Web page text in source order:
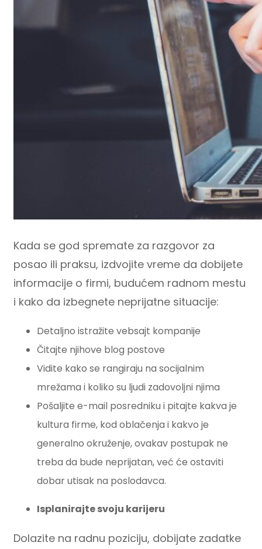
Kada se god spremate za razgovor za
posao ili praksu, izdvojite vreme da dobijete
informacije o firmi, budućem radnom mestu
i kako da izbegnete neprijatne situacije:
Detaljno istražite vebsajt kompanije
Čitajte njihove blog postove
Vidite kako se rangiraju na socijalnim
mrežama i koliko su ljudi zadovoljni njima
Pošaljite e-mail posredniku i pitajte kakva je
kultura firme, kod oblačenja i kakvo je
generalno okruženje, ovakav postupak ne
treba da bude neprijatan, već će ostaviti
dobar utisak na poslodavca.
Isplanirajtesvoju karijeru
Dolazite na radnu poziciju, dobijate zadatke